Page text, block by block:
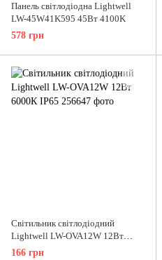
Панель світлодіодна Lightwell
LW-45W41K595 45Вт 4100K
578 грн
Світильник світлодіодний
Lightwell LW-OVA12W 12Вт
6000К IP65
166 грн